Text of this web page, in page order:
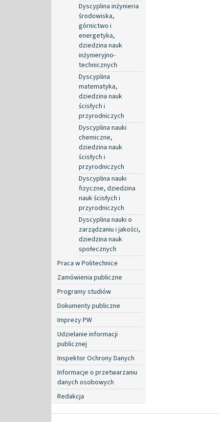
Dyscyplina inżynieria
środowiska,
górnictwo i
energetyka,
dziedzina nauk
inżynieryjno-
technicznych
Dyscyplina
matematyka,
dziedzina nauk
ścisłych i
przyrodniczych
Dyscyplina nauki
chemiczne,
dziedzina nauk
ścisłych i
przyrodniczych
Dyscyplina nauki
fizyczne, dziedzina
nauk ścisłych i
przyrodniczych
Dyscyplina nauki o
zarządzaniu i jakości,
dziedzina nauk
społecznych
Praca w Politechnice
Zamówienia publiczne
Programy studiów
Dokumenty publiczne
Imprezy PW
Udzielanie informacji
publicznej
Inspektor Ochrony Danych
Informacje o przetwarzaniu
danych osobowych
Redakcja